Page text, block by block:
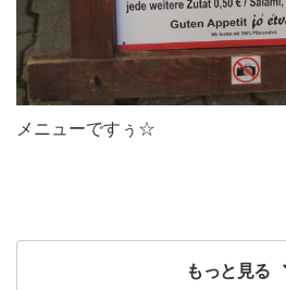
メニューですぅ☆
もっと見る